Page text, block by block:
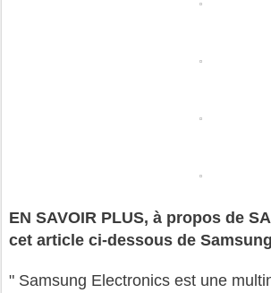
EN SAVOIR PLUS, à propos de
cet article ci-dessous de
" Samsung Electronics est une